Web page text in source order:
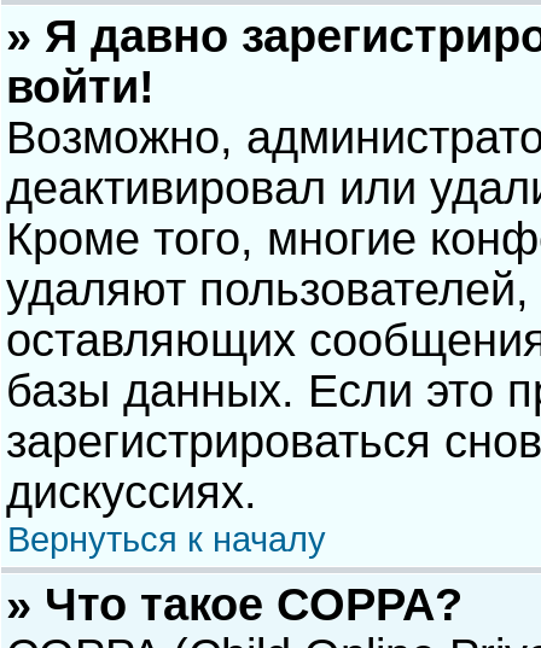
» Я давно
войти!
Возможно,
деактивировал или
Кроме того, многие
удаляют
оставляющих
базы данных. Если это
зарегистрироваться
дискуссиях.
Вернуться к началу
» Что такое COPPA?